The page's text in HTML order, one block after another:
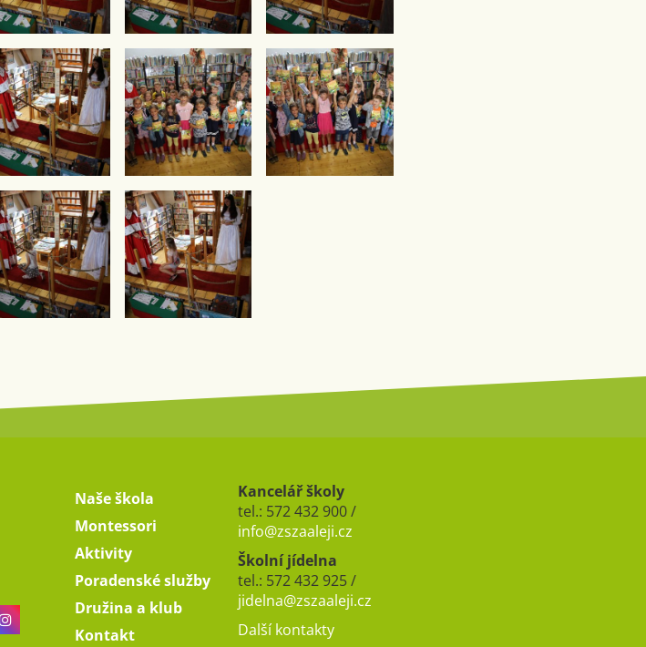
Naše škola
Montessori
Aktivity
Poradenské služby
Družina a klub
Kontakt
Kancelář školy
tel.: 572 432 900 /
info@zszaaleji.cz
Školní jídelna
tel.: 572 432 925 /
jidelna@zszaaleji.cz
Další kontakty